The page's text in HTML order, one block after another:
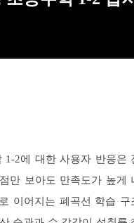
1-2에 대한 사용자 반응은
만 보아도 만족도가 높게
이어지는 폐곡선 학습 구